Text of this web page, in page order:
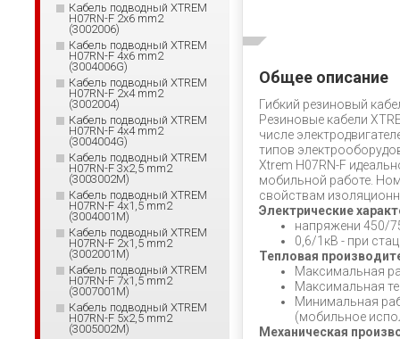
Общее описание
Гибкий резиновый
Резиновые кабели
числе
типов
Xtrem H07RN-F
мобильной работе.
свойствам
Электрические
напряжени 450/
0,6/1кВ - при
Тепловая
Максимальная
Максимальная
Минимальная
(мобильное
Механическая
Кабель подводный XTREM
H07RN-F 2x6 mm2
(3002006)
Кабель подводный XTREM
H07RN-F 4x6 mm2
(3004006G)
Кабель подводный XTREM
H07RN-F 2x4 mm2
(3002004)
Кабель подводный XTREM
H07RN-F 4x4 mm2
(3004004G)
Кабель подводный XTREM
H07RN-F 3x2,5 mm2
(3003002М)
Кабель подводный XTREM
H07RN-F 4x1,5 mm2
(3004001M)
Кабель подводный XTREM
H07RN-F 2x1,5 mm2
(3002001М)
Кабель подводный XTREM
H07RN-F 7x1,5 mm2
(3007001M)
Кабель подводный XTREM
H07RN-F 5x2,5 mm2
(3005002M)